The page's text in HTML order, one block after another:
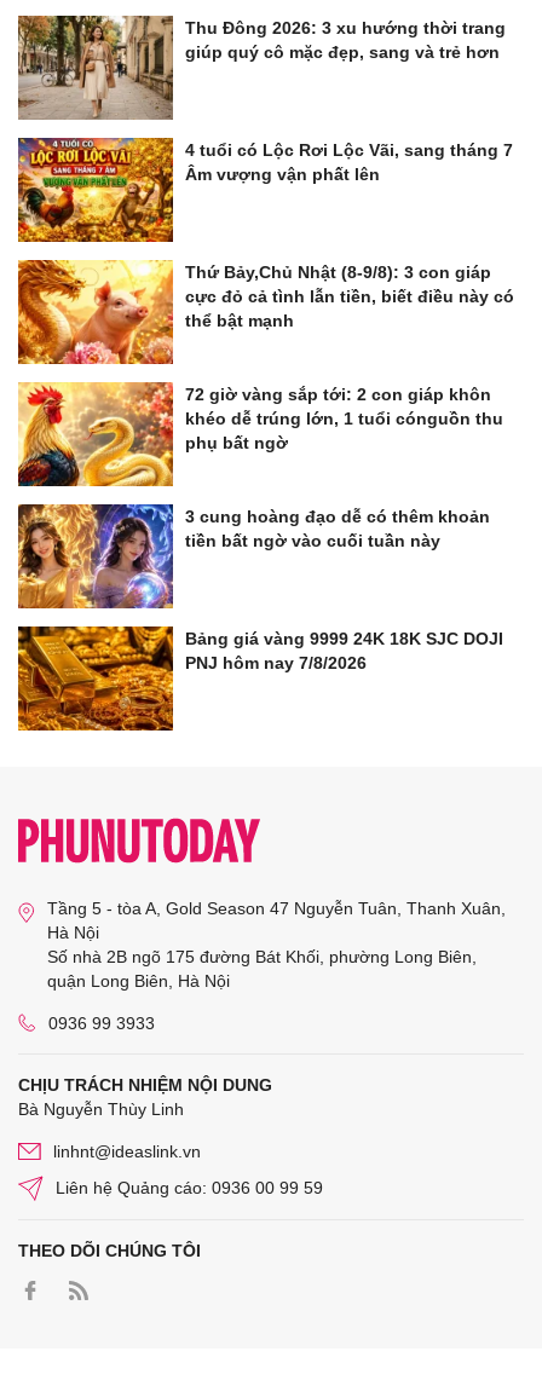
Thu Đông 2026: 3 xu hướng thời trang
giúp quý cô mặc đẹp, sang và trẻ hơn
4 tuổi có Lộc Rơi Lộc Vãi, sang tháng 7
Âm vượng vận phất lên
Thứ Bảy,Chủ Nhật (8-9/8): 3 con giáp
cực đỏ cả tình lẫn tiền, biết điều này có
thể bật mạnh
72 giờ vàng sắp tới: 2 con giáp khôn
khéo dễ trúng lớn, 1 tuổi cónguồn thu
phụ bất ngờ
3 cung hoàng đạo dễ có thêm khoản
tiền bất ngờ vào cuối tuần này
Bảng giá vàng 9999 24K 18K SJC DOJI
PNJ hôm nay 7/8/2026
Tầng 5 - tòa A, Gold Season 47 Nguyễn Tuân, Thanh Xuân,
Hà Nội
Số nhà 2B ngõ 175 đường Bát Khối, phường Long Biên,
quận Long Biên, Hà Nội
0936 99 3933
CHỊU TRÁCH NHIỆM NỘI DUNG
Bà Nguyễn Thùy Linh
linhnt@ideaslink.vn
Liên hệ Quảng cáo: 0936 00 99 59
THEO DÕI CHÚNG TÔI